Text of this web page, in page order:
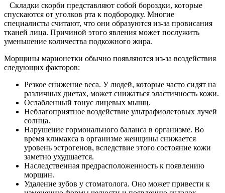
Складки скорби представляют собой бороздки, которые
спускаются от уголков рта к подбородку. Многие
специалисты считают, что они образуются из-за провисания
тканей лица. Причиной этого явления может послужить
уменьшение количества подкожного жира.
Морщины марионетки обычно появляются из-за воздействия
следующих факторов:
Резкое снижение веса. У людей, которые часто сидят на
различных диетах, может снижаться эластичность кожи.
Ослабленный тонус лицевых мышц.
Неблагоприятное воздействие ультрафиолетовых лучей
солнца.
Нарушение гормонального баланса в организме. Во
время климакса в организме женщины снижается
уровень эстрогенов, вследствие этого состояние кожи
заметно ухудшается.
Наследственная предрасположенность к появлению
морщин.
Удаление зубов у стоматолога. Оно может привести к